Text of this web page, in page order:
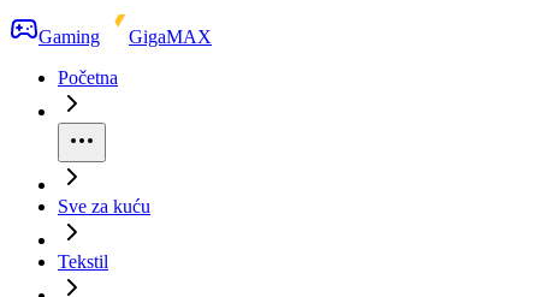
Gaming
GigaMAX
Početna
Sve za kuću
Tekstil